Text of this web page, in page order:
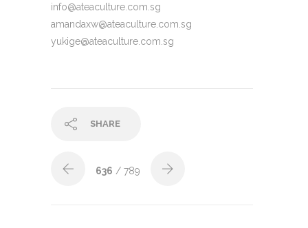
info@ateaculture.com.sg
amandaxw@ateaculture.com.sg
yukige@ateaculture.com.sg
SHARE
636 / 789